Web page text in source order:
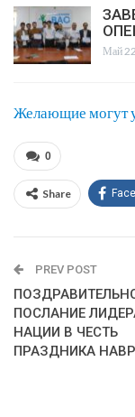
Май
Желающие могут
0
Share
PREV POST
ПОСЛАНИЕ
НАЦИИ В ЧЕСТЬ
ПРАЗДНИКА